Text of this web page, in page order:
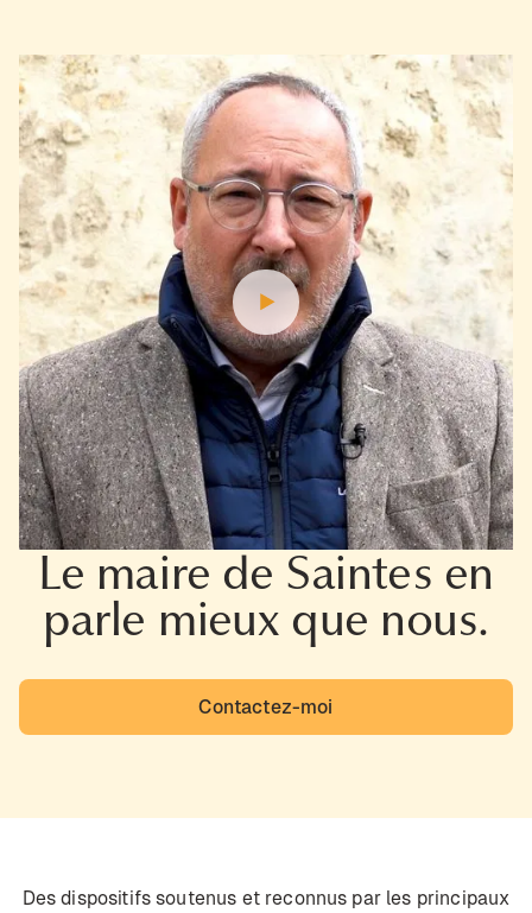
Le maire de Saintes en
parle mieux que nous.
Contactez-moi
Des dispositifs soutenus et reconnus par les principaux